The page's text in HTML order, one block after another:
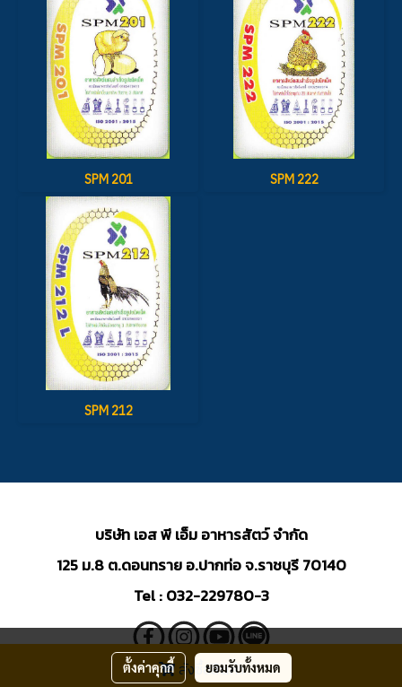
สั่งซื้อสินค้า
SPM 201 SPM 222
SPM 212
บริษัท เอส พี เอ็ม อาหารสัตว์ จำกัด
125 ม.8 ต.ดอนทราย อ.ปากท่อ จ.ราชบุรี 70140
Tel : 032-229780-3
ตั้งค่าคุกกี้ ยอมรับทั้งหมด